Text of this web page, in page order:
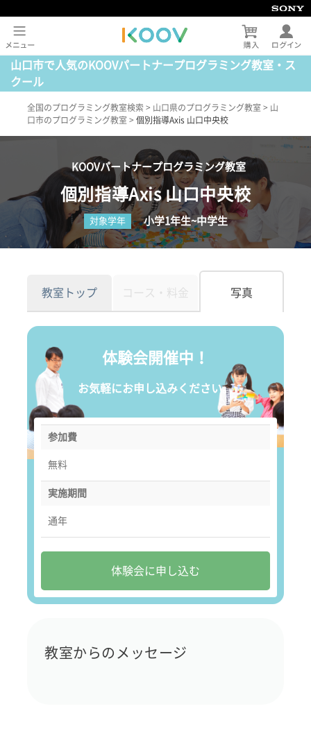
山口市で人気のKOOVパートナープログラミング教室・ス
クール
全国のプログラミング教室検索 > 山口県のプログラミング教室 > 山
口市のプログラミング教室 > 個別指導Axis 山口中央校
KOOVパートナープログラミング教室
個別指導Axis 山口中央校
対象学年 小学1年生~中学生
教室トップ コース・料金 写真
体験会開催中！
お気軽にお申し込みください。
参加費
無料
実施期間
通年
体験会に申し込む
教室からのメッセージ